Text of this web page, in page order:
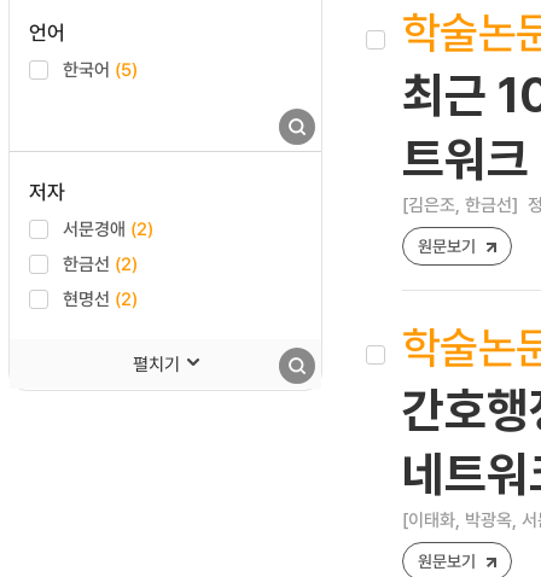
언어
한국어 (5)
저자
서문경애 (2)
한금선 (2)
현명선 (2)
펼치기
학술논
최근
트워
[김은조, 한금선]
원문보기
학술논
간호
네트
[이태화, 박광옥,
원문보기